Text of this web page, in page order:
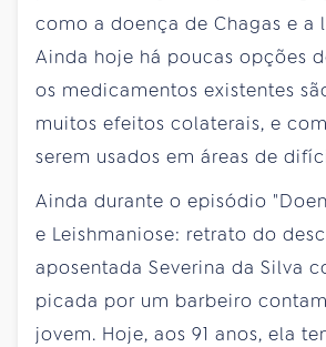
como a doença de Chagas e a
Ainda hoje há poucas opções
os medicamentos existentes
muitos efeitos colaterais, e
serem usados em áreas de
Ainda durante o episódio
e Leishmaniose: retrato do
aposentada Severina da Silva
picada por um barbeiro
jovem. Hoje, aos 91 anos, ela